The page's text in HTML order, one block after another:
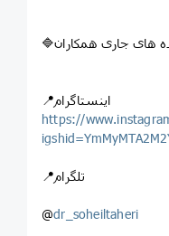
های جاری همکاران
📍اینستاگرام
https://
📍تلگرام
@dr_soheiltaheri